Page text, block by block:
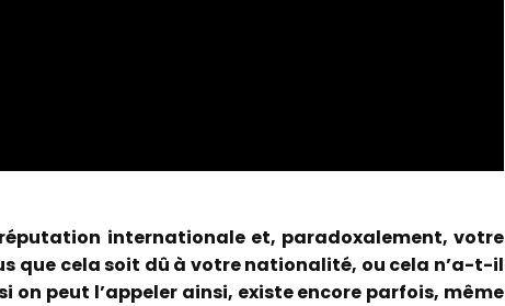
internationale et, paradoxalement, votre
que cela soit dû à votre nationalité, ou cela n’a-t-il
on peut l’appeler ainsi, existe encore parfois, même